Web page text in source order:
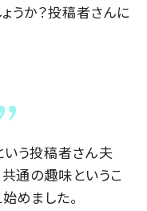
うか？投稿者さんに
う投稿者さん夫
通の趣味というこ
めました。